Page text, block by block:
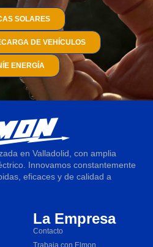
SOLARES
DE VEHÍCULOS
ENERGÍA
en Valladolid, con amplia
Innovamos constantemente
eficaces y de calidad a
La Empresa
Contacto